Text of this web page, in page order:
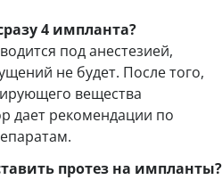
4 импланта?
под анестезией,
не будет. После того,
вещества
дает рекомендации по
протез на импланты?